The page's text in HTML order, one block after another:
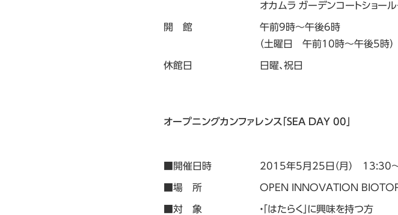
オカムラ ガーデンコートショー
開 館
午前9時～午後6時
（土曜日 午前10時～午後5時）
休館日 日曜、祝日
オープニングカンファレンス「SEA DAY 00」
■開催日時 2015年5月25日（月） 13:30
■場 所 OPEN INNOVATION
■対 象 ・「はたらく」に興味を持つ方